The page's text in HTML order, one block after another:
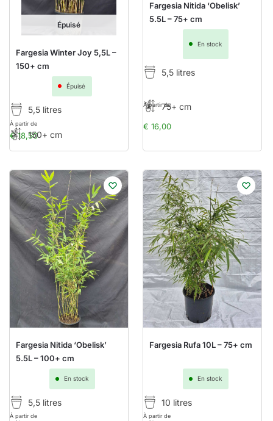
Épuisé
Fargesia Winter Joy 5,5L –
150+ cm
Épuisé
€18,50
À partir de
5,5 litres
150+ cm
Fargesia Nitida ‘Obelisk’
5.5L – 75+ cm
En stock
€ 16,00
À partir de
5,5 litres
75+ cm
Fargesia Nitida ‘Obelisk’
5.5L – 100+ cm
En stock
À partir de
5,5 litres
Fargesia Rufa 10L – 75+ cm
En stock
À partir de
10 litres